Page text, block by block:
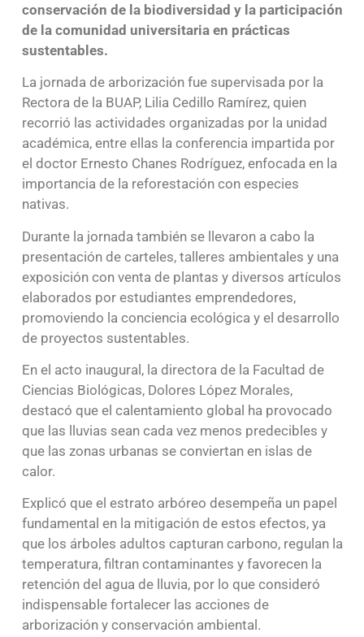
conservación de la biodiversidad y la participación
de la comunidad universitaria en prácticas
sustentables.
La jornada de arborización fue supervisada por la
Rectora de la BUAP, Lilia Cedillo Ramírez, quien
recorrió las actividades organizadas por la unidad
académica, entre ellas la conferencia impartida por
el doctor Ernesto Chanes Rodríguez, enfocada en la
importancia de la reforestación con especies
nativas.
Durante la jornada también se llevaron a cabo la
presentación de carteles, talleres ambientales y una
exposición con venta de plantas y diversos artículos
elaborados por estudiantes emprendedores,
promoviendo la conciencia ecológica y el desarrollo
de proyectos sustentables.
En el acto inaugural, la directora de la Facultad de
Ciencias Biológicas, Dolores López Morales,
destacó que el calentamiento global ha provocado
que las lluvias sean cada vez menos predecibles y
que las zonas urbanas se conviertan en islas de
calor.
Explicó que el estrato arbóreo desempeña un papel
fundamental en la mitigación de estos efectos, ya
que los árboles adultos capturan carbono, regulan la
temperatura, filtran contaminantes y favorecen la
retención del agua de lluvia, por lo que consideró
indispensable fortalecer las acciones de
arborización y conservación ambiental.